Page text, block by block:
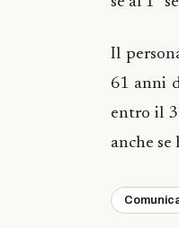
Il
61 anni
entro il
anche